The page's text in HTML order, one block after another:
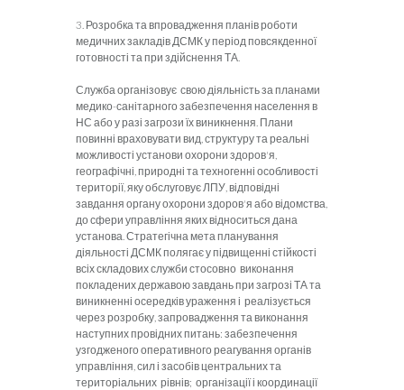
3. Розробка та впровадження планів роботи
медичних закладів ДСМК у період повсякденної
готовності та при здійснення ТА.
Служба організовує свою діяльність за планами
медико-санітарного забезпечення населення в
НС або у разі загрози їх виникнення. Плани
повинні враховувати вид, структуру та реальні
можливості установи охорони здоров'я,
географічні, природні та техногенні особливості
території, яку обслуговує ЛПУ, відповідні
завдання органу охорони здоров'я або відомства,
до сфери управління яких відноситься дана
установа. Стратегічна мета планування
діяльності ДСМК полягає у підвищенні стійкості
всіх складових служби стосовно виконання
покладених державою завдань при загрозі ТА та
виникненні осередків ураження і реалізується
через розробку, запровадження та виконання
наступних провідних питань: забезпечення
узгодженого оперативного реагування органів
управління, сил і засобів центральних та
територіальних рівнів; організації і координації